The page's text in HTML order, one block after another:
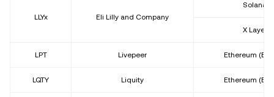
LLYx Eli Lilly and Company
Solana
X Layer
LPT Livepeer Ethereum
LQTY Liquity Ethereum